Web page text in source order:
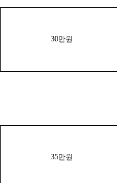
30만원
35만원